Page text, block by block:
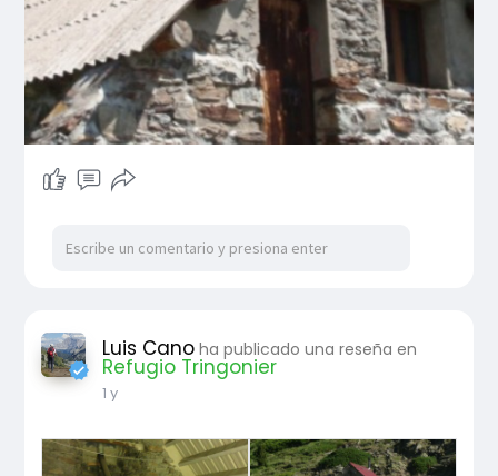
Luis Cano ha publicado una reseña en
Refugio Tringonier
1 y